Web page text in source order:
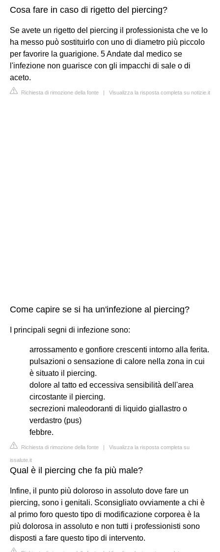
Cosa fare in caso di rigetto del piercing?
Se avete un rigetto del piercing il professionista che ve lo
ha messo può sostituirlo con uno di diametro più piccolo
per favorire la guarigione. 5 Andate dal medico se
l'infezione non guarisce con gli impacchi di sale o di
aceto.
Richiesta di rimozione della fonte | Visualizza la risposta completa su notizie.it
Come capire se si ha un'infezione al piercing?
I principali segni di infezione sono:
arrossamento e gonfiore crescenti intorno alla ferita.
pulsazioni o sensazione di calore nella zona in cui
è situato il piercing.
dolore al tatto ed eccessiva sensibilità dell'area
circostante il piercing.
secrezioni maleodoranti di liquido giallastro o
verdastro (pus)
febbre.
Richiesta di rimozione della fonte | Visualizza la risposta completa su
issalute.it
Qual è il piercing che fa più male?
Infine, il punto più doloroso in assoluto dove fare un
piercing, sono i genitali. Sconsigliato ovviamente a chi è
al primo foro questo tipo di modificazione corporea è la
più dolorosa in assoluto e non tutti i professionisti sono
disposti a fare questo tipo di intervento.